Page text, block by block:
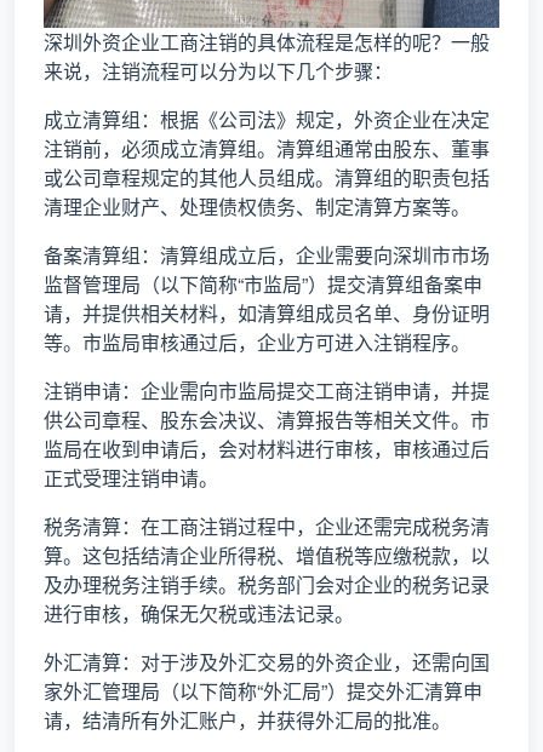
深圳外资企业工商注销的具体流程是怎样的呢？一般
来说，注销流程可以分为以下几个步骤：
成立清算组：根据《公司法》规定，外资企业在决定
注销前，必须成立清算组。清算组通常由股东、董事
或公司章程规定的其他人员组成。清算组的职责包括
清理企业财产、处理债权债务、制定清算方案等。
备案清算组：清算组成立后，企业需要向深圳市市场
监督管理局（以下简称“市监局”）提交清算组备案申
请，并提供相关材料，如清算组成员名单、身份证明
等。市监局审核通过后，企业方可进入注销程序。
注销申请：企业需向市监局提交工商注销申请，并提
供公司章程、股东会决议、清算报告等相关文件。市
监局在收到申请后，会对材料进行审核，审核通过后
正式受理注销申请。
税务清算：在工商注销过程中，企业还需完成税务清
算。这包括结清企业所得税、增值税等应缴税款，以
及办理税务注销手续。税务部门会对企业的税务记录
进行审核，确保无欠税或违法记录。
外汇清算：对于涉及外汇交易的外资企业，还需向国
家外汇管理局（以下简称“外汇局”）提交外汇清算申
请，结清所有外汇账户，并获得外汇局的批准。